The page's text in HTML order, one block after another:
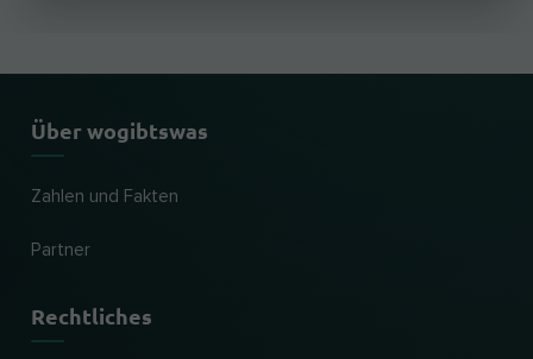
Über wogibtswas
Zahlen und Fakten
Partner
Rechtliches